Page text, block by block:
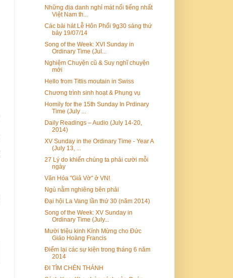
Những địa danh nghỉ mát nổi tiếng nhất
Việt Nam th...
Các bài hát Lễ Hôn Phối 9g30 sáng thứ
bảy 19/07/14
Song of the Week: XVI Sunday in
Ordinary Time (Jul...
Nghiệm Chuyện cũ & Suy nghĩ chuyện
mới
Hello from Titlis moutain in Swiss
Chương trình sinh hoạt & Phụng vụ
Homily for the 15th Sunday In Prdinary
Time (July ...
Daily Readings – Audio (July 14-20,
2014)
XV Sunday in the Ordinary Time - Year A
(July 13, ...
27 Lý do khiến chúng ta phải cười mỗi
ngày
Văn Hóa "Giả Vờ" ở VN!
Ngủ nằm nghiêng bên phải
Đại hội La Vang lần thứ 30 (năm 2014)
Song of the Week: XV Sunday in
Ordinary Time (July...
Mười triệu kinh Kính Mừng cho Đức
Giáo Hoàng Francis
Điểm lại các sự kiện trong tháng 6 năm
2014
ÐI TÌM CHÉN THÁNH